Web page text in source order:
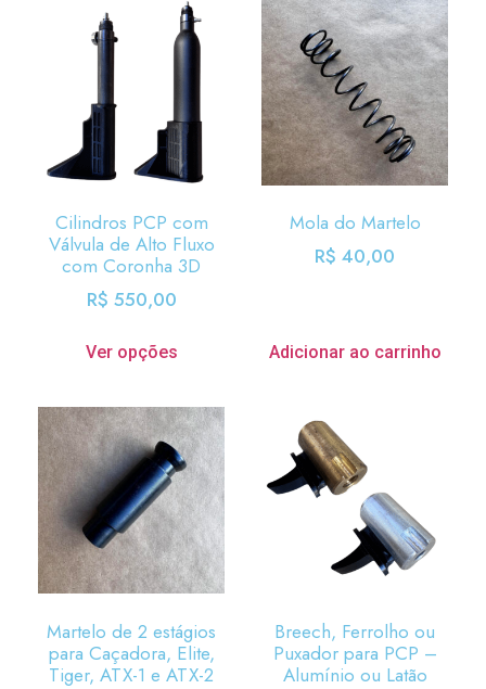
Cilindros PCP com
Válvula de Alto Fluxo
com Coronha 3D
R$ 550,00
Ver opções
Mola do Martelo
R$ 40,00
Adicionar ao carrinho
Martelo de 2 estágios
para Caçadora, Elite,
Tiger, ATX-1 e ATX-2
Breech, Ferrolho ou
Puxador para PCP –
Alumínio ou Latão